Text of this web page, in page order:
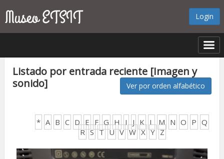
Login
Listado por entrada reciente [Imagen y
sonido]
Ver por orden alfabético
* A B C D E F G H I J K L M N O P Q
R S T U V W X Y Z